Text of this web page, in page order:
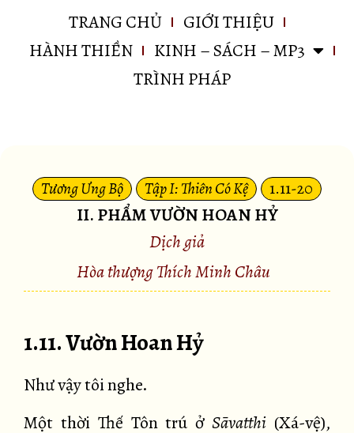
TRANG CHỦ
GIỚI THIỆU
HÀNH THIỀN
KINH – SÁCH – MP3
TRÌNH PHÁP
Tương Ưng Bộ Tập I: Thiên Có Kệ 1.11-20
II. PHẨM VƯỜN HOAN HỶ
Dịch giả
Hòa thượng Thích Minh Châu
1.11. Vườn Hoan Hỷ
Như vậy tôi nghe.
Một thời Thế Tôn trú ởSāvatthi (Xá-vệ),